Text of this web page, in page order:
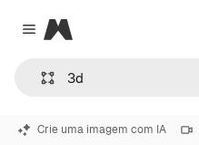
Close menu
Magnific
Crie uma imagem com IA